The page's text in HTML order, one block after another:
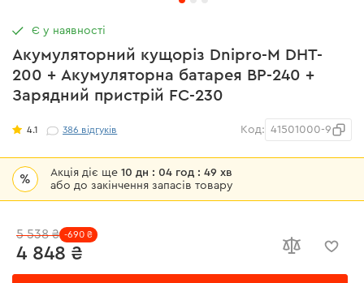
Акумуляторний кущоріз Dnipro-M DHT-
200 + Акумуляторна батарея BP-240 +
Зарядний пристрій FC-230
4.1 386 відгуків Код: 41501000-9
% Акція діє ще10 дн : 04 год : 49 хв
або до закінчення запасів товару
4 848 ₴
5 538 ₴ -690 ₴
Є у наявності